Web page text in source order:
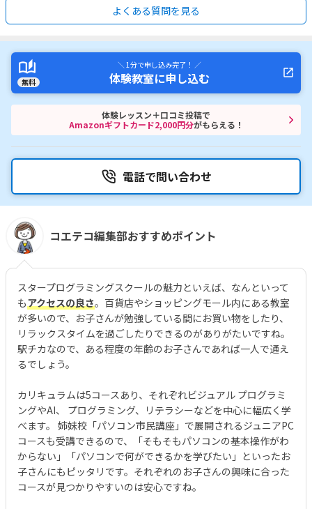
よくある質問を見る
無料
＼ 1分で申し込み完了！ ／
体験教室に申し込む
体験レッスン＋口コミ投稿で
Amazonギフトカード2,000円分がもらえる！
電話で問い合わせ
コエテコ編集部おすすめポイント
スタープログラミングスクールの魅力といえば、なんといって
もアクセスの良さ。百貨店やショッピングモール内にある教室
が多いので、お子さんが勉強している間にお買い物をしたり、
リラックスタイムを過ごしたりできるのがありがたいですね。
駅チカなので、ある程度の年齢のお子さんであれば一人で通え
るでしょう。
カリキュラムは5コースあり、それぞれビジュアル プログラミ
ングやAI、 プログラミング、リテラシーなどを中心に幅広く学
べます。 姉妹校「パソコン市民講座」で展開されるジュニアPC
コースも受講できるので、「そもそもパソコンの基本操作がわ
からない」「パソコンで何ができるかを学びたい」といったお
子さんにもピッタリです。それぞれのお子さんの興味に合った
コースが見つかりやすいのは安心ですね。